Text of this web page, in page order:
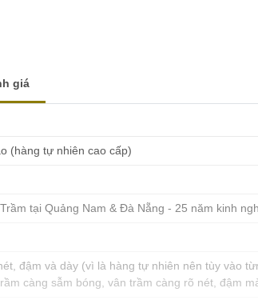
giá
(hàng tự nhiên cao cấp)
tại Quảng Nam & Đà Nẵng - 25 năm kinh
đậm và dày (vì là hàng tự nhiên nên tùy vào
càng sẫm bóng, vân trầm càng rõ nét, đậm